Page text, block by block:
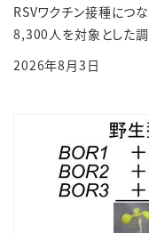
RSVワクチン接種につ
8,300人を対象とした
2026年8月3日